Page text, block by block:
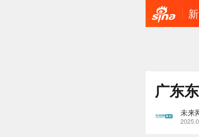
广东
未来